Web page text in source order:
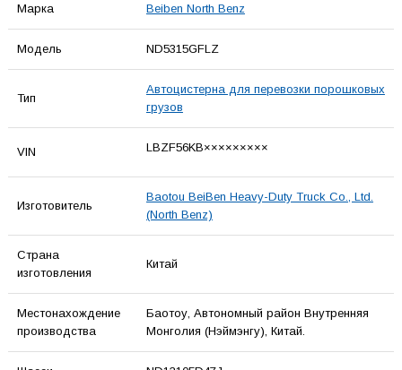
Марка Beiben North Benz
Модель ND5315GFLZ
Тип
Автоцистерна для перевозки порошковых
грузов
VIN LBZF56KB×××××××××
Изготовитель
Baotou BeiBen Heavy-Duty Truck Co., Ltd.
(North Benz)
Страна
изготовления
Китай
Местонахождение
производства
Баотоу, Автономный район Внутренняя
Монголия (Нэймэнгу), Китай.